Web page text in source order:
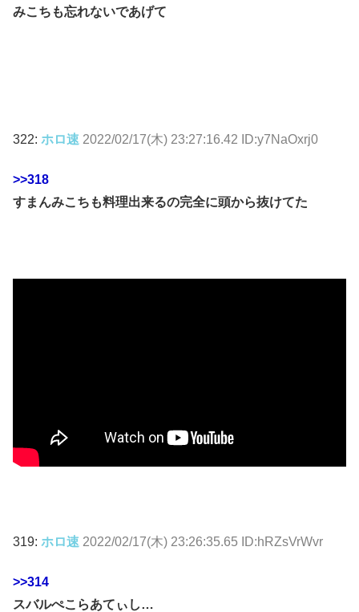
みこちも忘れないであげて
322: ホロ速 2022/02/17(木) 23:27:16.42 ID:y7NaOxrj0
>>318
すまんみこちも料理出来るの完全に頭から抜けてた
319: ホロ速 2022/02/17(木) 23:26:35.65 ID:hRZsVrWvr
>>314
スバルぺこらあてぃし…